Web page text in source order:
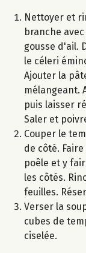
Nettoyer et
branche
gousse d'ail.
le céleri
Ajouter la
mélangeant.
puis laisser
Saler et
Couper le
de côté.
poêle et y
les côtés.
feuilles.
Verser la
cubes de
ciselée.